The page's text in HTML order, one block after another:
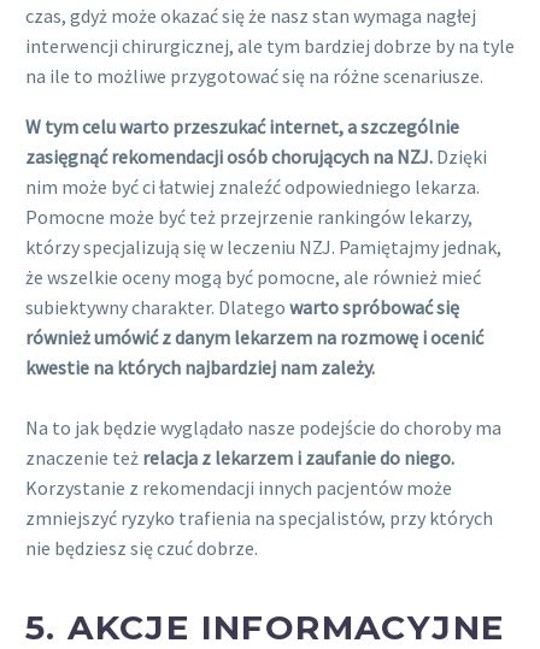
czas, gdyż może okazać się że nasz stan wymaga nagłej
interwencji chirurgicznej, ale tym bardziej dobrze by na tyle
na ile to możliwe przygotować się na różne scenariusze.
W tym celu warto przeszukać internet, a szczególnie
zasięgnąć rekomendacji osób chorujących na NZJ. Dzięki
nim może być ci łatwiej znaleźć odpowiedniego lekarza.
Pomocne może być też przejrzenie rankingów lekarzy,
którzy specjalizują się w leczeniu NZJ. Pamiętajmy jednak,
że wszelkie oceny mogą być pomocne, ale również mieć
subiektywny charakter. Dlatego warto spróbować się
również umówić z danym lekarzem na rozmowę i ocenić
kwestie na których najbardziej nam zależy.
Na to jak będzie wyglądało nasze podejście do choroby ma
znaczenie też relacja z lekarzem i zaufanie do niego.
Korzystanie z rekomendacji innych pacjentów może
zmniejszyć ryzyko trafienia na specjalistów, przy których
nie będziesz się czuć dobrze.
5.AKCJE INFORMACYJNE